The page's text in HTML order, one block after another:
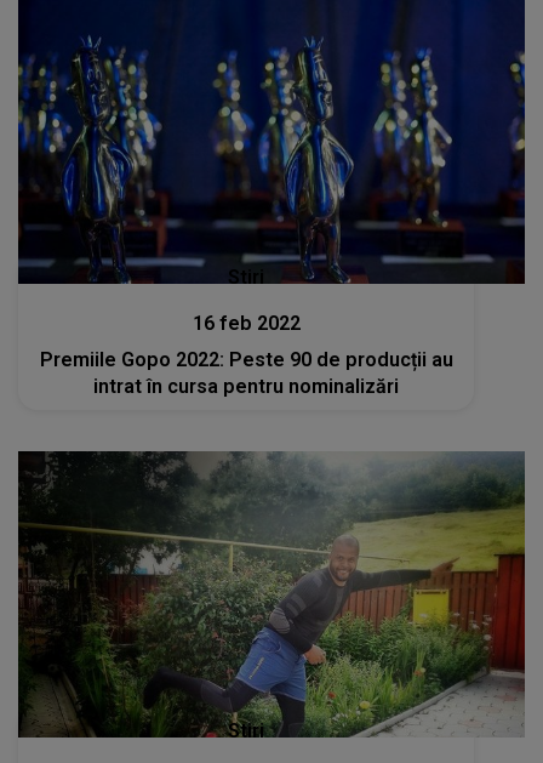
Stiri
16 feb 2022
Premiile Gopo 2022: Peste 90 de producții au
intrat în cursa pentru nominalizări
Stiri